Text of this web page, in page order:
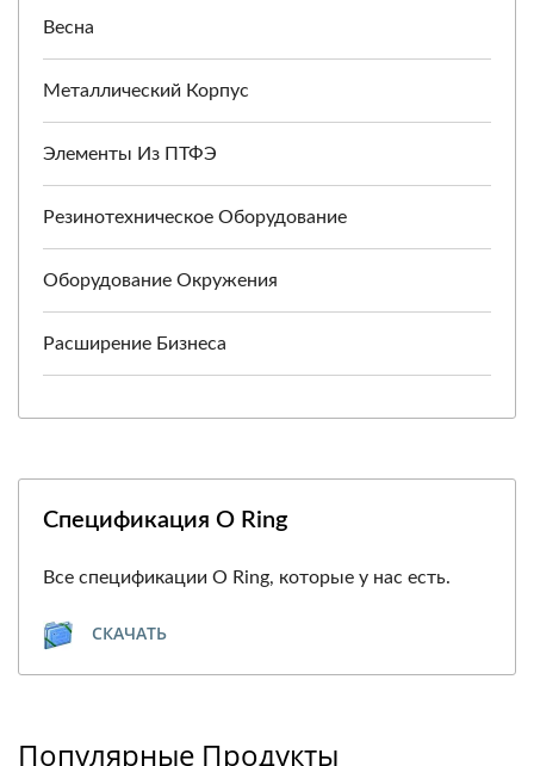
Весна
Металлический Корпус
Элементы Из ПТФЭ
Резинотехническое Оборудование
Оборудование Окружения
Расширение Бизнеса
Спецификация O Ring
Все спецификации O Ring, которые у нас есть.
СКАЧАТЬ
Популярные Продукты